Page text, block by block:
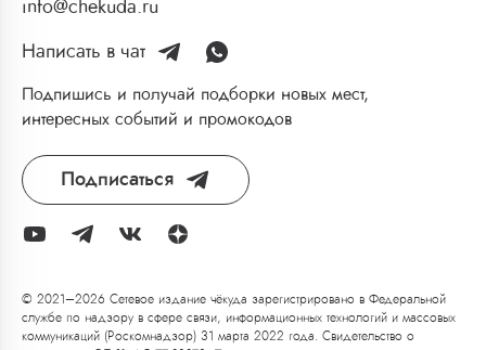
info@chekuda.ru
Написать в чат
Подпишись и получай подборки новых мест,
интересных событий и промокодов
Подписаться
© 2021–2026 Сетевое издание чёкуда зарегистрировано в Федеральной
службе по надзору в сфере связи, информационных технологий и массовых
коммуникаций (Роскомнадзор) 31 марта 2022 года. Свидетельство о